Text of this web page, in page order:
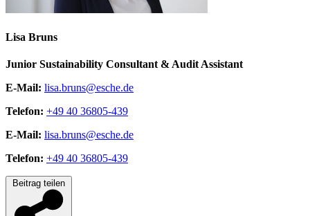
Lisa Bruns
Junior Sustainability Consultant & Audit Assistant
E-Mail: lisa.bruns@esche.de
Telefon: +49 40 36805-439
E-Mail: lisa.bruns@esche.de
Telefon: +49 40 36805-439
Beitrag teilen